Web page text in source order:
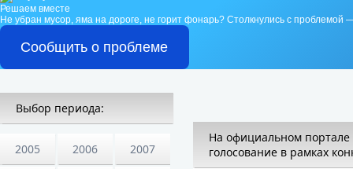
Решаем вместе
Не убран мусор, яма на дороге, не горит фонарь? Столкнулись с проблемой
Сообщить о проблеме
Выбор периода:
2005 2006 2007
На официальном портале
голосование в рамках